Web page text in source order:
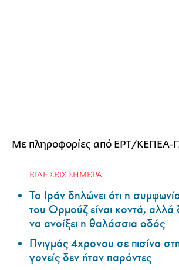
Με πληροφορίες από ΕΡΤ/ΚΕΠΕΑ-
ΕΙΔΗΣΕΙΣ ΣΗΜΕΡΑ:
Το Ιράν δηλώνει ότι η
του Ορμούζ είναι κοντά, αλλά
να ανοίξει η θαλάσσια οδός
Πνιγμός 4χρονου σε πισίνα
γονείς δεν ήταν παρόντες